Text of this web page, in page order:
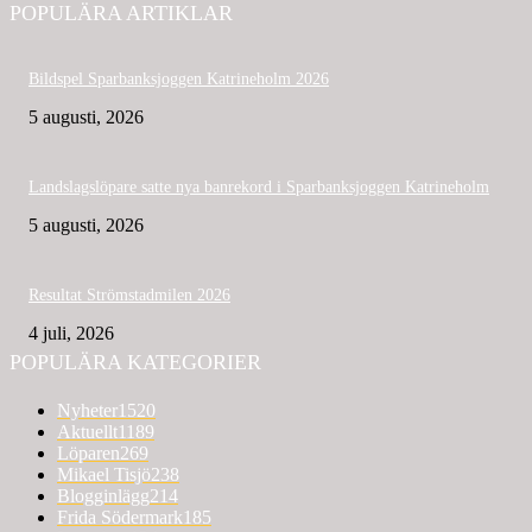
POPULÄRA ARTIKLAR
Bildspel Sparbanksjoggen Katrineholm 2026
5 augusti, 2026
Landslagslöpare satte nya banrekord i Sparbanksjoggen Katrineholm
5 augusti, 2026
Resultat Strömstadmilen 2026
4 juli, 2026
POPULÄRA KATEGORIER
Nyheter1520
Aktuellt1189
Löparen269
Mikael Tisjö238
Blogginlägg214
Frida Södermark185